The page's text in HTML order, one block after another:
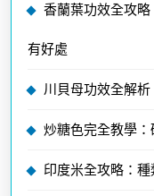
香蘭葉功效全攻
有好處
川貝母功效全解
炒糖色完全教學
印度米全攻略：